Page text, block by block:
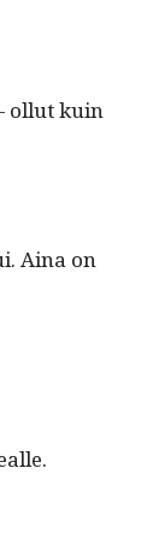
ollut kuin
Aina on